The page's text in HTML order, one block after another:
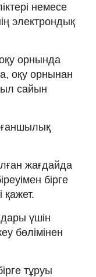
немесе
электрондық
орнында
оқу орнынан
сайын
жағдайда
бірге
қажет.
үшін
бөлімінен
тұруы